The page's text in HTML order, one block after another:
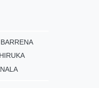
BARRENA
HIRUKA